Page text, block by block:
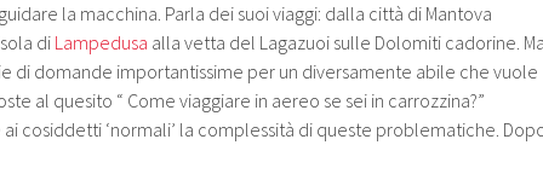
la macchina. Parla dei suoi viaggi: dalla città di Mantova
di Lampedusa alla vetta del Lagazuoi sulle Dolomiti cadorine.
di domande importantissime per un diversamente abile che vuole
al quesito “ Come viaggiare in aereo se sei in carrozzina?”
cosiddetti ‘normali’ la complessità di queste problematiche.